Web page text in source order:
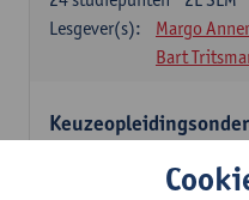
Lesgever(s):
Margo
Bart
Studenten kiezen voor 12